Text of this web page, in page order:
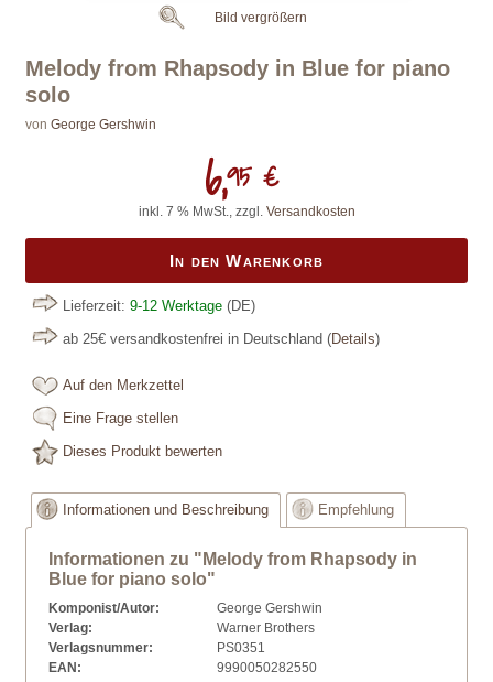
Melody from Rhapsody in Blue for piano
solo
von George Gershwin
6,95 €
inkl. 7 % MwSt., zzgl. Versandkosten
In den Warenkorb
Lieferzeit: 9-12 Werktage (DE)
ab 25€ versandkostenfrei in Deutschland (Details)
Auf den Merkzettel
Eine Frage stellen
Dieses Produkt bewerten
Bild vergrößern
Informationen und Beschreibung Empfehlung
Informationen zu "Melody from Rhapsody in
Blue for piano solo"
Komponist/Autor:
George Gershwin
Verlag:
Warner Brothers
Verlagsnummer:
PS0351
EAN:
9990050282550